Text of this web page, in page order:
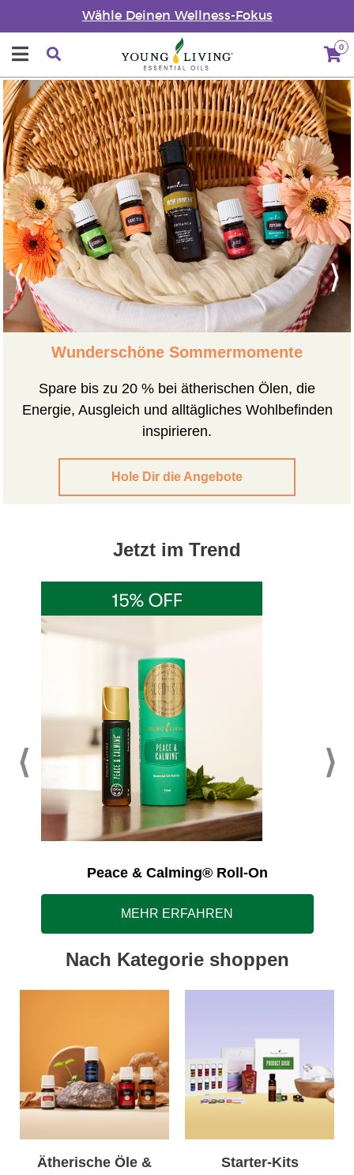
Wähle Deinen Wellness-Fokus
0
Wunderschöne Sommermomente
Spare bis zu 20 % bei ätherischen Ölen, die
Energie, Ausgleich und alltägliches Wohlbefinden
inspirieren.
Hole Dir die Angebote
Previous
Jetzt im Trend
Peace & Calming® Roll-On
MEHR ERFAHREN
Nach Kategorie shoppen
Ätherische Öle &
Starter-Kits